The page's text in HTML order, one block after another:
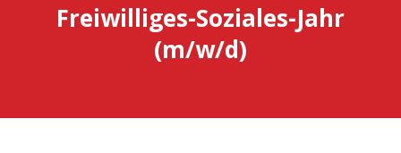
Freiwilliges-Soziales-Jahr
(m/w/d)